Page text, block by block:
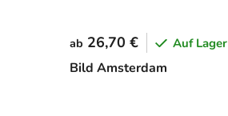
Bild Amsterdam
ab 26,70 € Auf Lager